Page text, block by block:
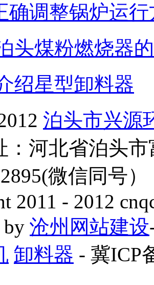
确调整锅炉运行
头煤粉燃烧器
绍星型卸料器
泊头市兴源
：河北省泊头
微信同号
2011 - 2012
by 沧州网站建设
卸料器 - 冀ICP